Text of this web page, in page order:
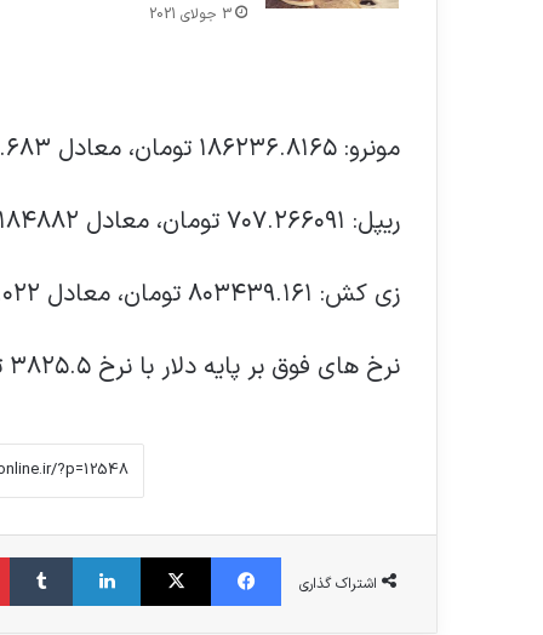
3 جولای 2021
مونرو: ۱۸۶۲۳۶.۸۱۶۵ تومان، معادل ۴۸.۶۸۳ دلار
ریپل: ۷۰۷.۲۶۶۰۹۱ تومان، معادل ۰.۱۸۴۸۸۲ دلار
زی کش: ۸۰۳۴۳۹.۱۶۱ تومان، معادل ۲۱۰.۰۲۲ دلار
نرخ های فوق بر پایه دلار با نرخ ۳۸۲۵.۵ تومان محاسبه شده است
اشتراک گذاری
فیس بوک X لینکدین